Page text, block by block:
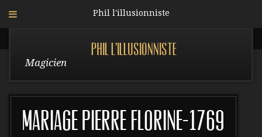
Phil l'illusionniste
Phil l'illusionniste
Magicien
mariage Pierre Florine-1769